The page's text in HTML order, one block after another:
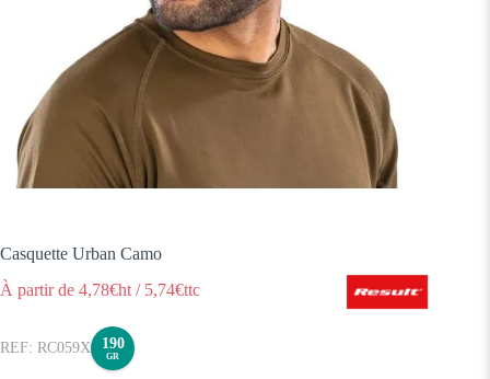
Casquette Urban Camo
À partir de 4,78€ht / 5,74€ttc
RC059X 190
GR